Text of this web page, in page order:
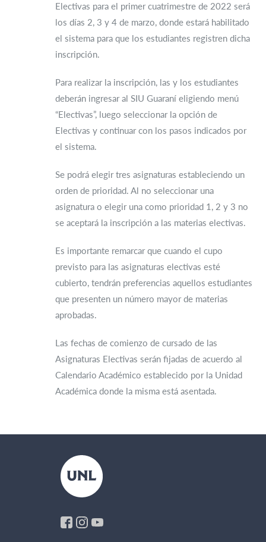
Electivas para el primer cuatrimestre de 2022 será
los días 2, 3 y 4 de marzo, donde estará habilitado
el sistema para que los estudiantes registren dicha
inscripción.
Para realizar la inscripción, las y los estudiantes
deberán ingresar al SIU Guaraní eligiendo menú
“Electivas”, luego seleccionar la opción de
Electivas y continuar con los pasos indicados por
el sistema.
Se podrá elegir tres asignaturas estableciendo un
orden de prioridad. Al no seleccionar una
asignatura o elegir una como prioridad 1, 2 y 3 no
se aceptará la inscripción a las materias electivas.
Es importante remarcar que cuando el cupo
previsto para las asignaturas electivas esté
cubierto, tendrán preferencias aquellos estudiantes
que presenten un número mayor de materias
aprobadas.
Las fechas de comienzo de cursado de las
Asignaturas Electivas serán fijadas de acuerdo al
Calendario Académico establecido por la Unidad
Académica donde la misma está asentada.